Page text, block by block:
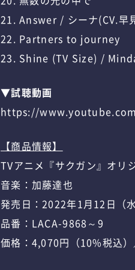
21. Answer / シーナ(CV.早
22. Partners to journey
23. Shine (TV Size) /
▼試聴動画
https://
【商品情報】
TVアニメ『サクガン』オリ
音楽：加藤達也
発売日：2022年1月12日（水
品番：LACA-9868～9
価格：4,070円（10%税込）